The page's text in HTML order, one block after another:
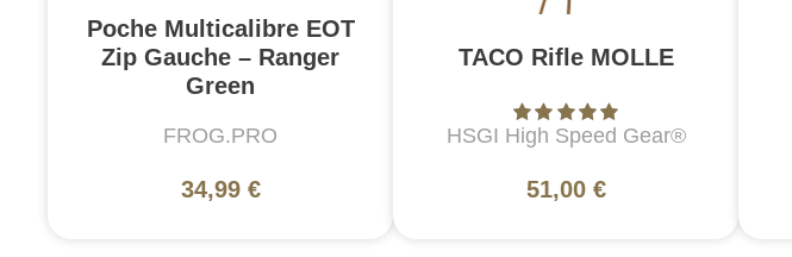
Poche Multicalibre EOT
Zip Gauche – Ranger
Green
FROG.PRO
34,99 €
TACO Rifle MOLLE
HSGI High Speed Gear®
51,00 €